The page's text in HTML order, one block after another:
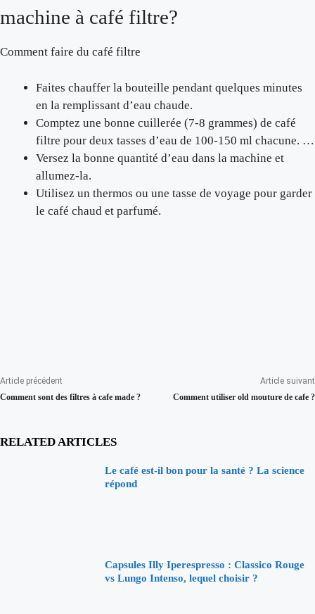
machine à café filtre?
Comment faire du café filtre
Faites chauffer la bouteille pendant quelques minutes
en la remplissant d’eau chaude.
Comptez une bonne cuillerée (7-8 grammes) de café
filtre pour deux tasses d’eau de 100-150 ml chacune. …
Versez la bonne quantité d’eau dans la machine et
allumez-la.
Utilisez un thermos ou une tasse de voyage pour garder
le café chaud et parfumé.
Article précédent
Comment sont des filtres à cafe made ?
Article suivant
Comment utiliser old mouture de cafe ?
RELATED ARTICLES
Le café est-il bon pour la santé ? La science
répond
Capsules Illy Iperespresso : Classico Rouge
vs Lungo Intenso, lequel choisir ?